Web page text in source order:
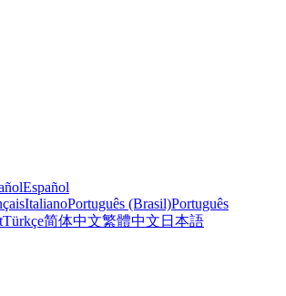
Español
ItalianoPortuguês (Brasil)Português
Türkçe简体中文繁體中文 日本語